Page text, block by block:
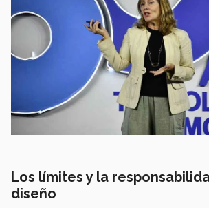
Los límites y la
diseño